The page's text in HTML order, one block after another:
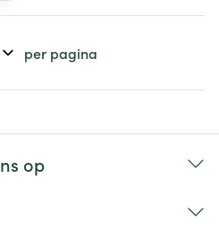
per pagina
op